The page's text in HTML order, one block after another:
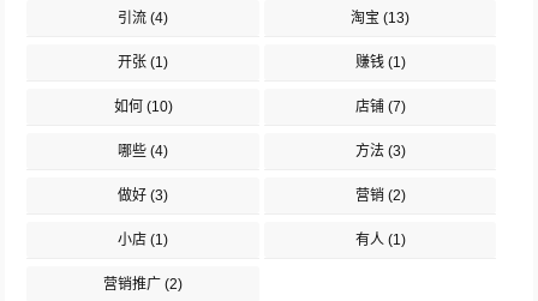
引流 (4) 淘宝 (13)
开张 (1) 赚钱(1)
如何 (10) 店铺(7)
哪些 (4) 方法(3)
做好 (3) 营销 (2)
小店 (1) 有人(1)
营销推广 (2)